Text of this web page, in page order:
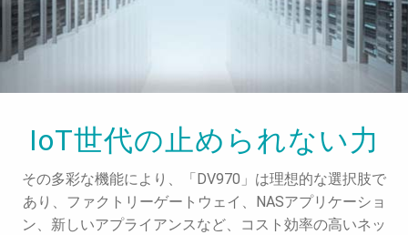
IoT世代の止められない力
その多彩な機能により、「DV970」は理想的な選択肢で
あり、ファクトリーゲートウェイ、NASアプリケーショ
ン、新しいアプライアンスなど、コスト効率の高いネッ